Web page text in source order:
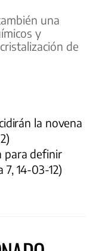
una
y
de
la novena
para definir
14-03-12)